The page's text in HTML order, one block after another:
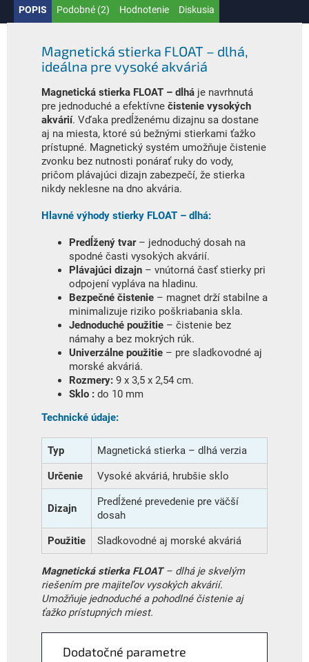
POPIS Podobné (2) Hodnotenie Diskusia
Magnetická stierka FLOAT – dlhá,
ideálna pre vysoké akváriá
Magnetická stierka FLOAT – dlhá je navrhnutá
pre jednoduché a efektívne čistenie vysokých
akvárií. Vďaka predĺženému dizajnu sa dostane
aj na miesta, ktoré sú bežnými stierkami ťažko
prístupné. Magnetický systém umožňuje čistenie
zvonku bez nutnosti ponárať ruky do vody,
pričom plávajúci dizajn zabezpečí, že stierka
nikdy neklesne na dno akvária.
Hlavné výhody stierky FLOAT – dlhá:
Predĺžený tvar– jednoduchý dosah na
spodné časti vysokých akvárií.
Plávajúci dizajn – vnútorná časť stierky pri
odpojení vypláva na hladinu.
Bezpečné čistenie – magnet drží stabilne a
minimalizuje riziko poškriabania skla.
Jednoduché použitie – čistenie bez
námahy a bez mokrých rúk.
Univerzálne použitie – pre sladkovodné aj
morské akváriá.
Rozmery: 9 x 3,5 x 2,54 cm.
Sklo : do 10 mm
Technické údaje:
Typ Magnetická stierka – dlhá verzia
Určenie Vysoké akváriá, hrubšie sklo
Dizajn
Predĺžené prevedenie pre väčší
dosah
Použitie Sladkovodné aj morské akváriá
Magnetická stierka FLOAT– dlhá je skvelým
riešením pre majiteľov vysokých akvárií.
Umožňuje jednoduché a pohodlné čistenie aj
ťažko prístupných miest.
Dodatočné parametre